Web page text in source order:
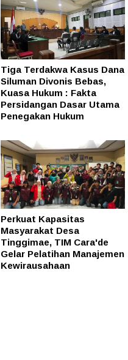
Tiga Terdakwa Kasus Dana
Siluman Divonis Bebas,
Kuasa Hukum : Fakta
Persidangan Dasar Utama
Penegakan Hukum
Perkuat Kapasitas
Masyarakat Desa
Tinggimae, TIM Cara'de
Gelar Pelatihan Manajemen
Kewirausahaan